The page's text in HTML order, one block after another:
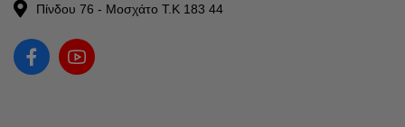
Πίνδου 76 - Μοσχάτο Τ.Κ 183 44